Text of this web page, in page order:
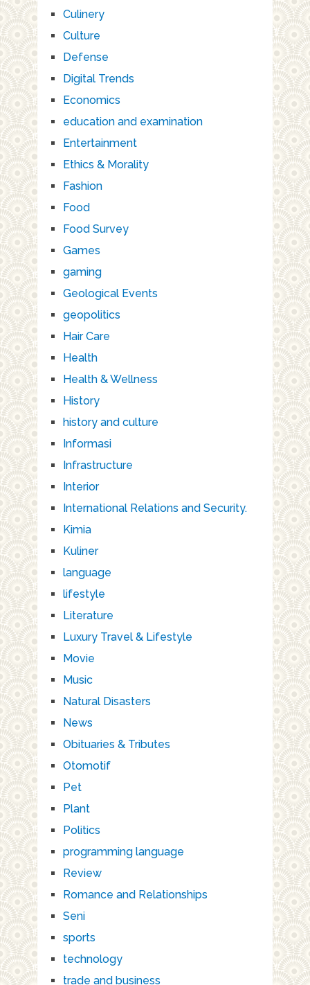
Culinery
Culture
Defense
Digital Trends
Economics
education and examination
Entertainment
Ethics & Morality
Fashion
Food
Food Survey
Games
gaming
Geological Events
geopolitics
Hair Care
Health
Health & Wellness
History
history and culture
Informasi
Infrastructure
Interior
International Relations and Security.
Kimia
Kuliner
language
lifestyle
Literature
Luxury Travel & Lifestyle
Movie
Music
Natural Disasters
News
Obituaries & Tributes
Otomotif
Pet
Plant
Politics
programming language
Review
Romance and Relationships
Seni
sports
technology
trade and business